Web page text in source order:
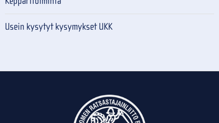
Usein kysytyt kysymykset UKK